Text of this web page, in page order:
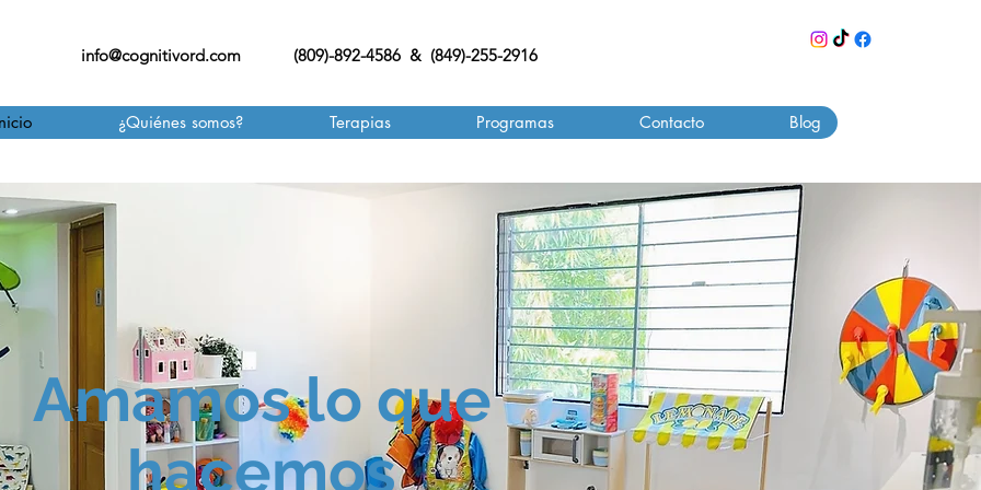
info@cognitivord.com (809)-892-4586 & (849)-255-2916
¿Quiénes somos? Terapias Programas Contacto Blog
Amamos lo que
hacemos